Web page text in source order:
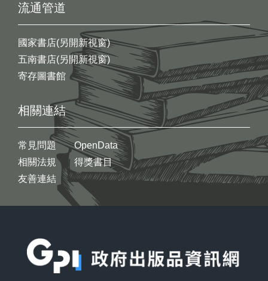
流通管道
國家書店(另開新視窗)
五南書店(另開新視窗)
寄存圖書館
相關連結
常見問題
相關法規
友善連結
OpenData
得獎書目